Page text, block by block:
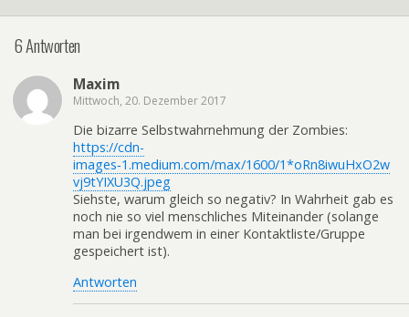
6 Antworten
Maxim
Mittwoch, 20. Dezember 2017
Die bizarre Selbstwahrnehmung der Zombies:
https://cdn-
images‑1.medium.com/max/1600/1*oRn8iwuHxO2w
vj9tYIXU3Q.jpeg
Siehste, warum gleich so negativ? In Wahrheit gab es
noch nie so viel menschliches Miteinander (solange
man bei irgendwem in einer Kontaktliste/Gruppe
gespeichert ist).
Antworten